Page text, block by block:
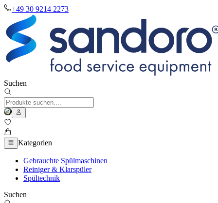
+49 30 9214 2273
Suchen
Kategorien
Gebrauchte Spülmaschinen
Reiniger & Klarspüler
Spültechnik
Suchen